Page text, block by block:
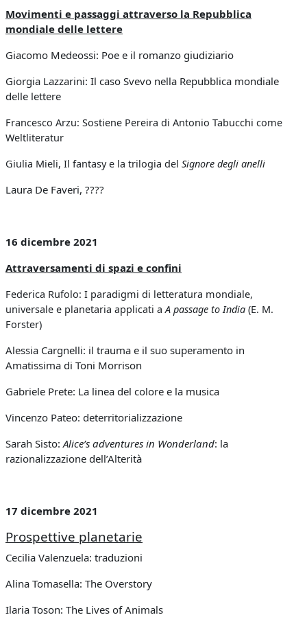
Movimenti e passaggi attraverso la Repubblica
mondiale delle lettere
Giacomo Medeossi: Poe e il romanzo giudiziario
Giorgia Lazzarini: Il caso Svevo nella Repubblica mondiale
delle lettere
Francesco Arzu: Sostiene Pereira di Antonio Tabucchi come
Weltliteratur
Giulia Mieli, Il fantasy e la trilogia del Signore degli anelli
Laura De Faveri, ????
16 dicembre 2021
Attraversamenti di spazi e confini
Federica Rufolo: I paradigmi di letteratura mondiale,
universale e planetaria applicati aA passage to India (E. M.
Forster)
Alessia Cargnelli: il trauma e il suo superamento in
Amatissima di Toni Morrison
Gabriele Prete: La linea del colore e la musica
Vincenzo Pateo: deterritorializzazione
Sarah Sisto:Alice’s adventures in Wonderland: la
razionalizzazione dell’Alterità
17 dicembre 2021
Prospettive planetarie
Cecilia Valenzuela: traduzioni
Alina Tomasella: The Overstory
Ilaria Toson: The Lives of Animals